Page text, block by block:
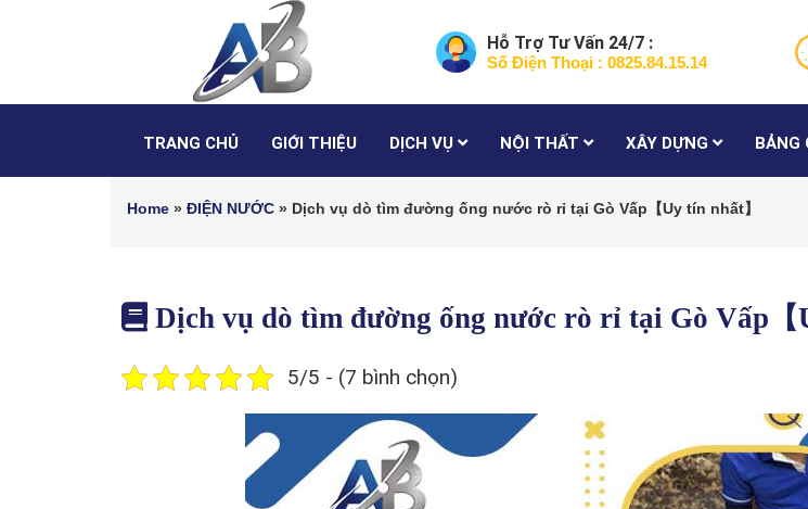
Hỗ Trợ Tư Vấn 24/7 :
Số Điện Thoại : 0825.84.15.14
TRANG CHỦ GIỚI THIỆU DỊCH VỤ NỘI THẤT XÂY DỰNG BẢNG
Home » ĐIỆN NƯỚC » Dịch vụ dò tìm đường ống nước rò rỉ tại Gò Vấp【Uy tín nhất】
Dịch vụ dò tìm đường ống nước rò rỉ tại Gò Vấp【
5/5 - (7 bình chọn)